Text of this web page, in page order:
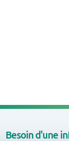
Besoin d'une